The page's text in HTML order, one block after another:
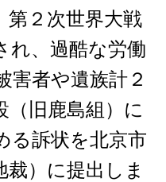
２次世界大戦
れ、過酷な労働
害者や遺族計２
（旧鹿島組）に
る訴状を北京市
裁）に提出しま